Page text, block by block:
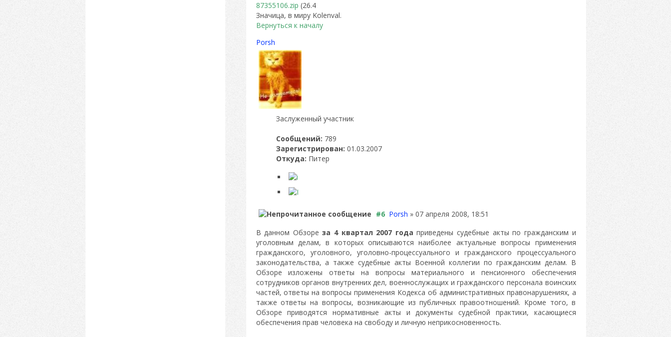
87355106.zip (26.4
Значица, в миру Kolenval.
Вернуться к началу
Porsh
Заслуженный участник
Сообщений: 789
Зарегистрирован: 01.03.2007
Откуда: Питер
#6 Porsh » 07 апреля 2008, 18:51
В данном Обзореза 4 квартал 2007 годаприведены судебные акты по гражданским и
уголовным делам, в которых описываются наиболее актуальные вопросы применения
гражданского, уголовного, уголовно-процессуального и гражданского процессуального
законодательства, а также судебные акты Военной коллегии по гражданским делам. В
Обзоре изложены ответы на вопросы материального и пенсионного обеспечения
сотрудников органов внутренних дел, военнослужащих и гражданского персонала воинских
частей, ответы на вопросы применения Кодекса об административных правонарушениях, а
также ответы на вопросы, возникающие из публичных правоотношений. Кроме того, в
Обзоре приводятся нормативные акты и документы судебной практики, касающиеся
обеспечения прав человека на свободу и личную неприкосновенность.